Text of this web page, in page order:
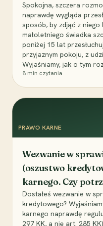
Spokojna, szczera
naprawdę wygląda
sposób, by zdjąć z
małoletniego świadka
poniżej 15 lat
przyjaznym pokoju, z
Wyjaśniamy, jak o tym
8 min czytania
PRAWO KARNE
Wezwanie w
(oszustwo
karnego. Czy
Dostałeś wezwanie w
kredytowego?
karnego naprawdę
297 KK, a nie art. 285